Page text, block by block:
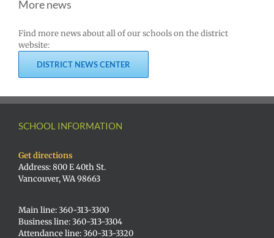
More news
Find more news about all of our schools on the district
website:
DISTRICT NEWS CENTER
SCHOOL INFORMATION
Get directions
Address: 800 E 40th St.
Vancouver, WA 98663
Main line: 360-313-3300
Business line: 360-313-3304
Attendance line: 360-313-3320